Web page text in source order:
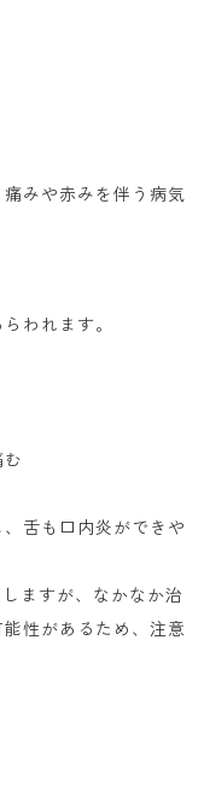
みや赤みを伴う病気
われます。
舌も口内炎ができや
ますが、 なかなか治
性があるため、注意